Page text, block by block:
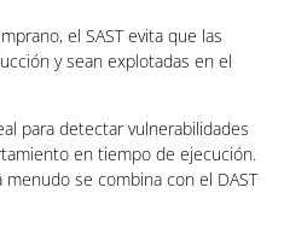
el SAST evita que las
y sean explotadas en el
para detectar vulnerabilidades
en tiempo de ejecución.
se combina con el DAST